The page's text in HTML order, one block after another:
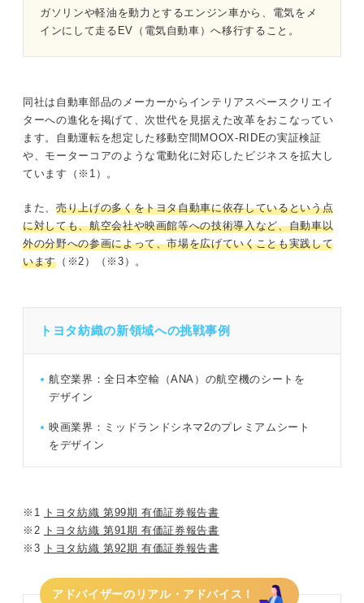
ガソリンや軽油を動力とするエンジン車から、電気をメ
インにして走るEV（電気自動車）へ移行すること。
同社は自動車部品のメーカーからインテリアスペースクリエイ
ターへの進化を掲げて、次世代を見据えた改革をおこなってい
ます。自動運転を想定した移動空間MOOX-RIDEの実証検証
や、モーターコアのような電動化に対応したビジネスを拡大し
ています（※1）。
また、 売り上げの多くをトヨタ自動車に依存しているという点
に対しても、航空会社や映画館等への技術導入など、自動車以
外の分野への参画によって、市場を広げていくことも実践して
います（※2）（※3）。
トヨタ紡織の新領域への挑戦事例
航空業界：全日本空輸（ANA）の航空機のシートを
デザイン
映画業界：ミッドランドシネマ2のプレミアムシート
をデザイン
※1
トヨタ紡織 第99期 有価証券報告書
※2 トヨタ紡織 第91期 有価証券報告書
※3 トヨタ紡織 第92期 有価証券報告書
アドバイザーのリアル・アドバイス！